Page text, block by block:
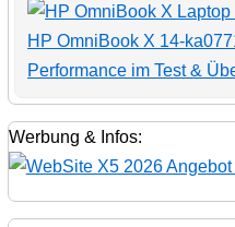
HP OmniBook X 14-
Performance im Test &
Werbung & Infos: